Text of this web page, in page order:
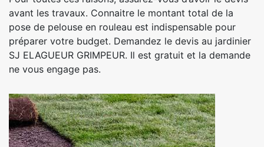
avant les travaux. Connaitre le montant total de la
pose de pelouse en rouleau est indispensable pour
préparer votre budget. Demandez le devis au jardinier
SJ ELAGUEUR GRIMPEUR. Il est gratuit et la demande
ne vous engage pas.